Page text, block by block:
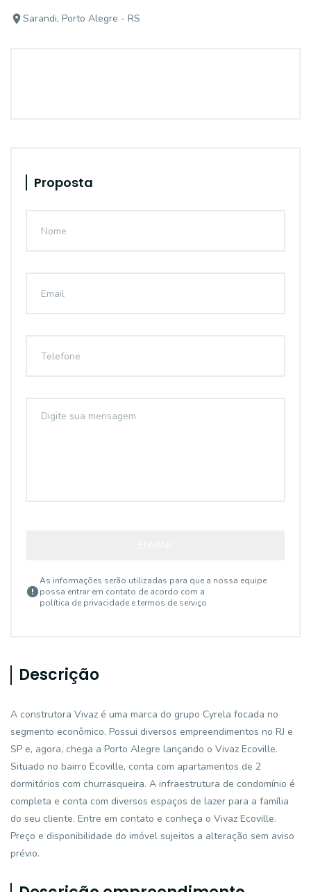
Sarandi, Porto Alegre - RS
Proposta
As informações serão utilizadas para que a nossa equipe
possa entrar em contato de acordo com a
política de privacidade e termos de serviço
Descrição
A construtora Vivaz é uma marca do grupo Cyrela focada no
segmento econômico. Possui diversos empreendimentos no RJ e
SP e, agora, chega a Porto Alegre lançando o Vivaz Ecoville.
Situado no bairro Ecoville, conta com apartamentos de 2
dormitórios com churrasqueira. A infraestrutura de condomínio é
completa e conta com diversos espaços de lazer para a família
do seu cliente. Entre em contato e conheça o Vivaz Ecoville.
Preço e disponibilidade do imóvel sujeitos a alteração sem aviso
prévio.